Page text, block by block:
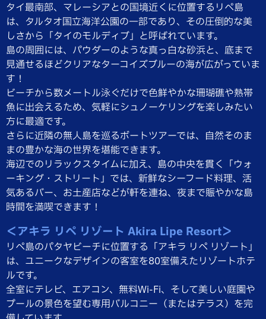
タイ最南部、マレーシアとの国境近くに位置するリペ島
は、タルタオ国立海洋公園の一部であり、その圧倒的な美
しさから「タイのモルディブ」と呼ばれています。
島の周囲には、パウダーのような真っ白な砂浜と、底まで
見通せるほどクリアなターコイズブルーの海が広がっていま
す！
ビーチから数メートル泳ぐだけで色鮮やかな珊瑚礁や熱帯
魚に出会えるため、気軽にシュノーケリングを楽しみたい
方に最適です。
さらに近隣の無人島を巡るボートツアーでは、自然そのま
まの豊かな海の世界を堪能できます。
海辺でのリラックスタイムに加え、島の中央を貫く「ウォ
ーキング・ストリート」では、新鮮なシーフード料理、活
気あるバー、お土産店などが軒を連ね、夜まで賑やかな島
時間を満喫できます！
＜アキラ リペ リゾート Akira Lipe Resort＞
リペ島のパタヤビーチに位置する「アキラ リペ リゾート」
は、ユニークなデザインの客室を80室備えたリゾートホテ
ルです。
全室にテレビ、エアコン、無料Wi-Fi、そして美しい庭園や
プールの景色を望む専用バルコニー（またはテラス）を完